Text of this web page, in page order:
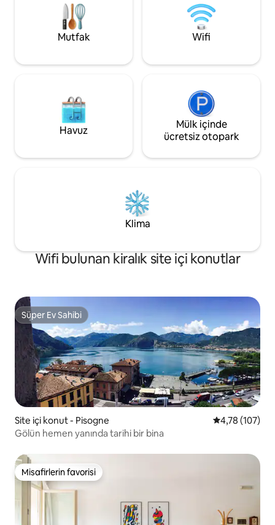
gözlerinizin önünde, zaman sizin için
yavaşlarken ışık, ahşap ve dağların
huzuru arasında yavaşça
deneyimlenecek romantik bir kaçamak.
bulunmaktadır.
keşfedilecek olan
atmosfer ve
CIR 017111-CNI-
Mutfak Wifi
Havuz
Mülk içinde
ücretsiz otopark
Klima
Wifi bulunan kiralık site içi konutlar
Süper Ev Sahibi
Süper Ev Sahibi
Site içi konut - Pisogne 5 üzerinden
4,78 (107)
Gölün hemen yanında tarihi bir bina
Misafirlerin favorisi
Misafirlerin favorisi